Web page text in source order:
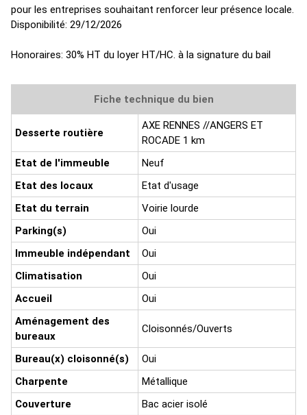
pour les entreprises souhaitant renforcer leur présence locale.
Disponibilité: 29/12/2026
Honoraires: 30% HT du loyer HT/HC. à la signature du bail
Fiche technique du bien
Desserte routière
AXE RENNES //ANGERS ET
ROCADE 1 km
Etat de l'immeuble
Neuf
Etat des locaux
Etat d'usage
Etat du terrain
Voirie lourde
Parking(s)
Oui
Immeuble indépendant
Oui
Climatisation
Oui
Accueil
Oui
Aménagement des
bureaux
Cloisonnés/Ouverts
Bureau(x) cloisonné(s)
Oui
Charpente
Métallique
Couverture
Bac acier isolé